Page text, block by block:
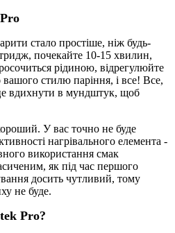
стало простіше, ніж будь-
почекайте 10-15 хвилин,
рідиною, відрегулюйте
вашого стилю паріння, і все! Все,
вдихнути в мундштук, щоб
У вас точно не буде
нагрівального елемента -
використання смак
як під час першого
досить чутливий, тому
не буде.
Pro?